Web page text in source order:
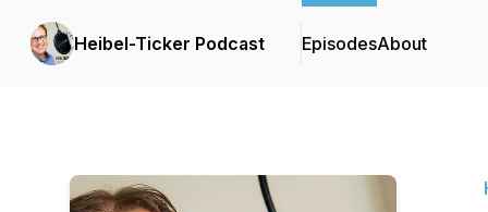
Heibel-Ticker Podcast EpisodesAbout